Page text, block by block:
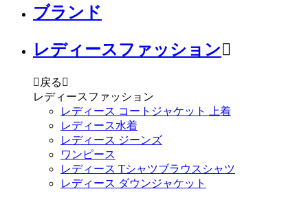
ブランド
レディースファッション
 戻る 
レディースファッション
レディース コートジャケット 上着
レディース水着
レディース ジーンズ
ワンピース
レディース Tシャツブラウスシャツ
レディース ダウンジャケット